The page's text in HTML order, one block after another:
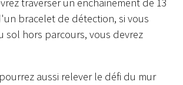
bracelet de détection, si vous
sol hors parcours, vous devrez
aussi relever le défi du mur